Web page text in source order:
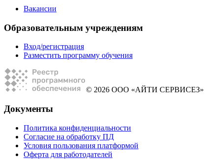
Вакансии
Образовательным учреждениям
Вход/регистрация
Разместить программу обучения
© 2026 ООО «АЙТИ СЕРВИСЕЗ»
Документы
Политика конфиденциальности
Согласие на обработку ПД
Условия пользования платформой
Оферта для работодателей